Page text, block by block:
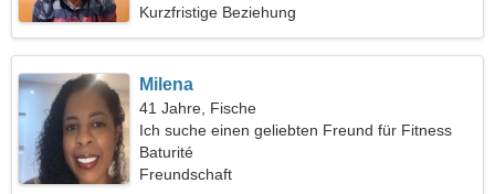
Kurzfristige Beziehung
Milena
41 Jahre, Fische
Ich suche einen geliebten Freund für Fitness
Baturité
Freundschaft